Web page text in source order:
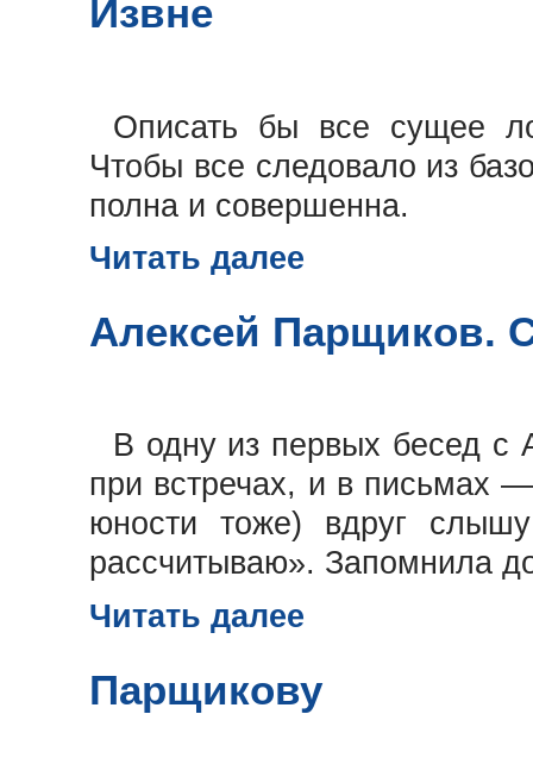
Извне
Описать бы все сущее
Чтобы все следовало из
полна и совершенна.
Читать далее
Алексей Парщиков.
В одну из первых бесед с
при встречах, и в письмах
юности тоже) вдруг
рассчитываю». Запомнила
Читать далее
Парщикову